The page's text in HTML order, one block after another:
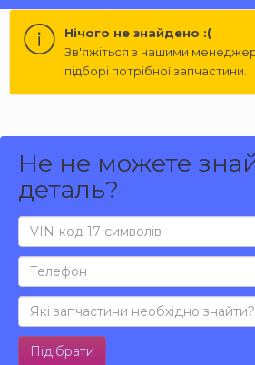
Нічого не знайдено :(
Зв'яжіться з нашими
підборі потрібної запчастини.
Не не можете
деталь?
Підібрати